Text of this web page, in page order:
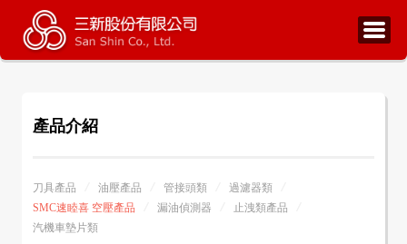
產品介紹
刀具產品 油壓產品 管接頭類
過濾器類
SMC速睦喜 空壓產品
漏油偵測器
止洩類產品
汽機車墊片類